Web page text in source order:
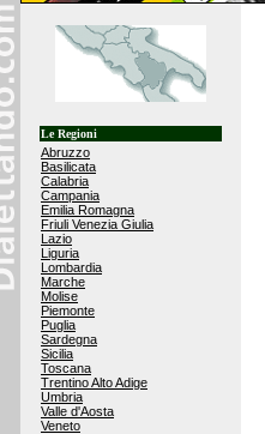
Le Regioni
Abruzzo
Basilicata
Calabria
Campania
Emilia Romagna
Friuli Venezia Giulia
Lazio
Liguria
Lombardia
Marche
Molise
Piemonte
Puglia
Sardegna
Sicilia
Toscana
Trentino Alto Adige
Umbria
Valle d'Aosta
Veneto